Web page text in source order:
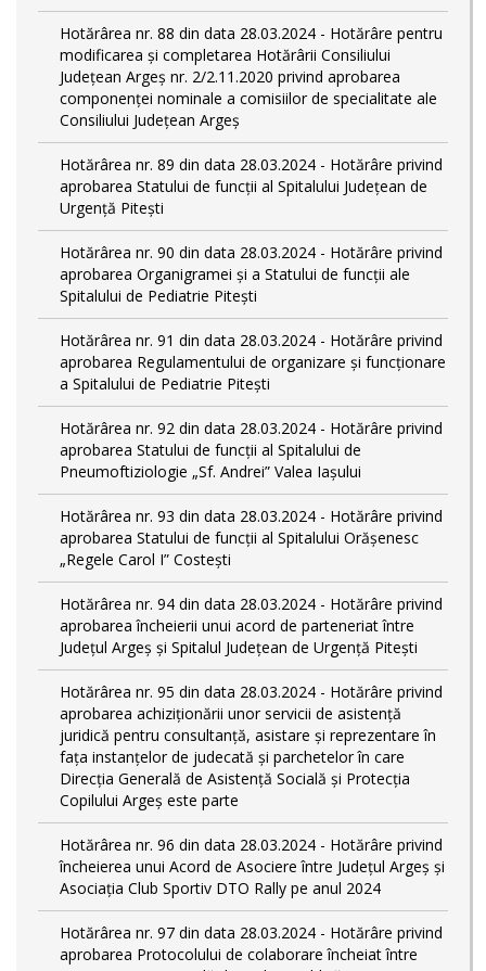
Hotărârea nr. 88 din data 28.03.2024 - Hotărâre pentru
modificarea și completarea Hotărârii Consiliului
Județean Argeș nr. 2/2.11.2020 privind aprobarea
componenței nominale a comisiilor de specialitate ale
Consiliului Județean Argeș
Hotărârea nr. 89 din data 28.03.2024 - Hotărâre privind
aprobarea Statului de funcții al Spitalului Județean de
Urgență Pitești
Hotărârea nr. 90 din data 28.03.2024 - Hotărâre privind
aprobarea Organigramei și a Statului de funcţii ale
Spitalului de Pediatrie Pitești
Hotărârea nr. 91 din data 28.03.2024 - Hotărâre privind
aprobarea Regulamentului de organizare și funcționare
a Spitalului de Pediatrie Pitești
Hotărârea nr. 92 din data 28.03.2024 - Hotărâre privind
aprobarea Statului de funcţii al Spitalului de
Pneumoftiziologie „Sf. Andrei” Valea Iașului
Hotărârea nr. 93 din data 28.03.2024 - Hotărâre privind
aprobarea Statului de funcţii al Spitalului Orășenesc
„Regele Carol I” Costești
Hotărârea nr. 94 din data 28.03.2024 - Hotărâre privind
aprobarea încheierii unui acord de parteneriat între
Județul Argeș și Spitalul Județean de Urgență Pitești
Hotărârea nr. 95 din data 28.03.2024 - Hotărâre privind
aprobarea achiziționării unor servicii de asistență
juridică pentru consultanță, asistare și reprezentare în
fața instanțelor de judecată și parchetelor în care
Direcția Generală de Asistență Socială și Protecția
Copilului Argeș este parte
Hotărârea nr. 96 din data 28.03.2024 - Hotărâre privind
încheierea unui Acord de Asociere între Județul Argeș și
Asociația Club Sportiv DTO Rally pe anul 2024
Hotărârea nr. 97 din data 28.03.2024 - Hotărâre privind
aprobarea Protocolului de colaborare încheiat între